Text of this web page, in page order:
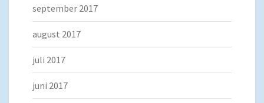
september 2017
august 2017
juli 2017
juni 2017